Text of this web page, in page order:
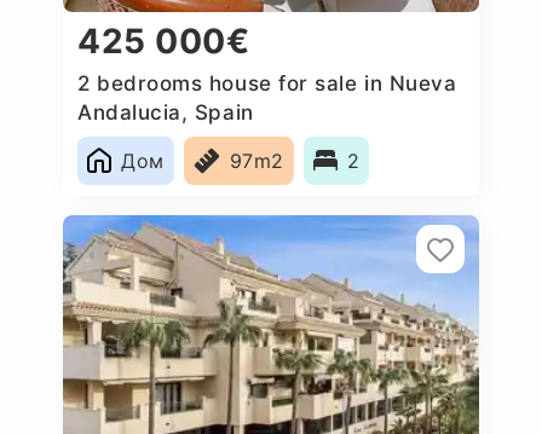
425 000€
2 bedrooms house for sale in Nueva
Andalucia, Spain
Дом
97m2 2